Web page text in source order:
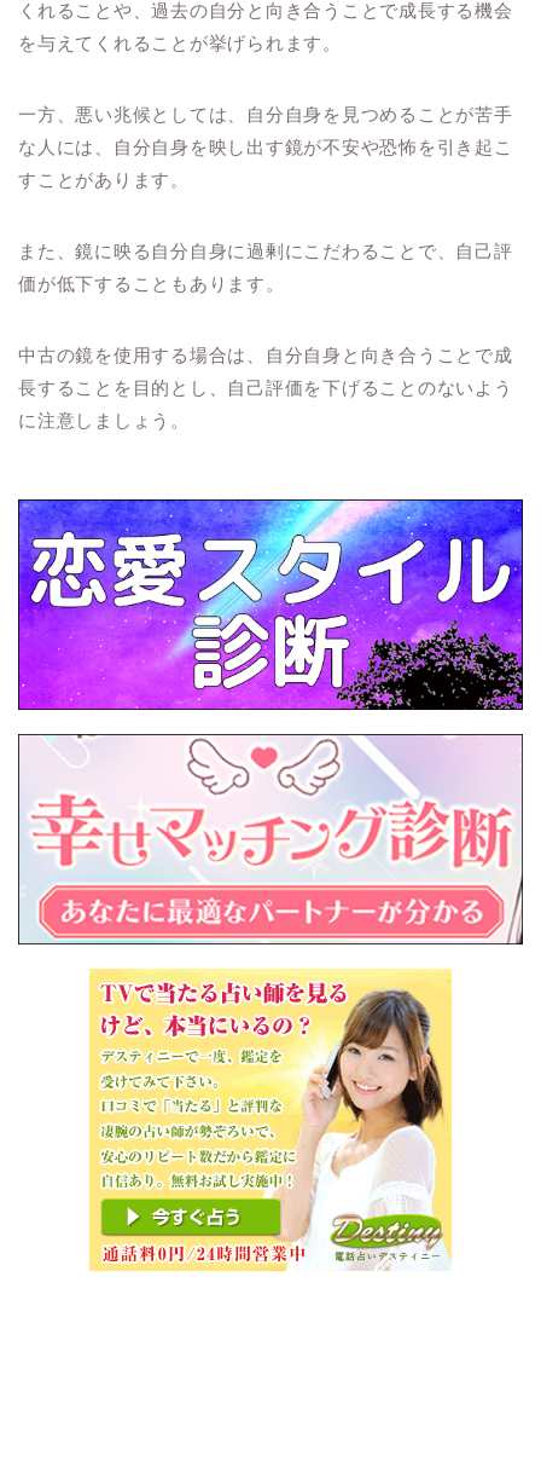
くれることや、過去の自分と向き合うことで成長する機会
を与えてくれることが挙げられます。
一方、悪い兆候としては、自分自身を見つめることが苦手
な人には、自分自身を映し出す鏡が不安や恐怖を引き起こ
すことがあります。
また、鏡に映る自分自身に過剰にこだわることで、自己評
価が低下することもあります。
中古の鏡を使用する場合は、自分自身と向き合うことで成
長することを目的とし、自己評価を下げることのないよう
に注意しましょう。